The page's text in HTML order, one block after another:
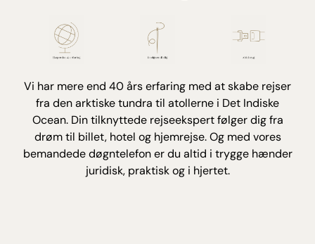
Vi har mere end 40 års erfaring med at skabe rejser
fra den arktiske tundra til atollerne i Det Indiske
Ocean. Din tilknyttede rejseekspert følger dig fra
drøm til billet, hotel og hjemrejse. Og med vores
bemandede døgntelefon er du altid i trygge hænder
juridisk, praktisk og i hjertet.